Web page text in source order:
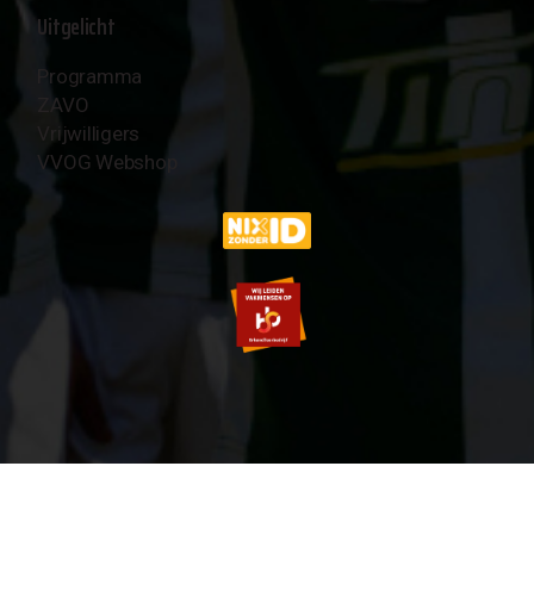
Uitgelicht
Programma
ZAVO
Vrijwilligers
VVOG Webshop